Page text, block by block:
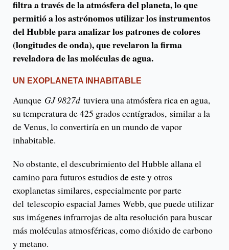
filtra a través de la atmósfera del planeta, lo que
permitió a los astrónomos utilizar los instrumentos
del Hubble para analizar los patrones de colores
(longitudes de onda), que revelaron la firma
reveladora de las moléculas de agua.
UN EXOPLANETA INHABITABLE
Aunque GJ 9827dtuviera una atmósfera rica en agua,
su temperatura de 425 grados centígrados, similar a la
de Venus, lo convertiría en un mundo de vapor
inhabitable.
No obstante, el descubrimiento del Hubble allana el
camino para futuros estudios de este y otros
exoplanetas similares, especialmente por parte
del telescopio espacial James Webb, que puede utilizar
sus imágenes infrarrojas de alta resolución para buscar
más moléculas atmosféricas, como dióxido de carbono
y metano.